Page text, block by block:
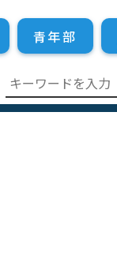
青年部